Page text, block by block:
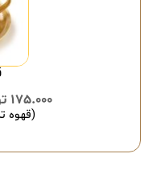
175.000
(قهوه